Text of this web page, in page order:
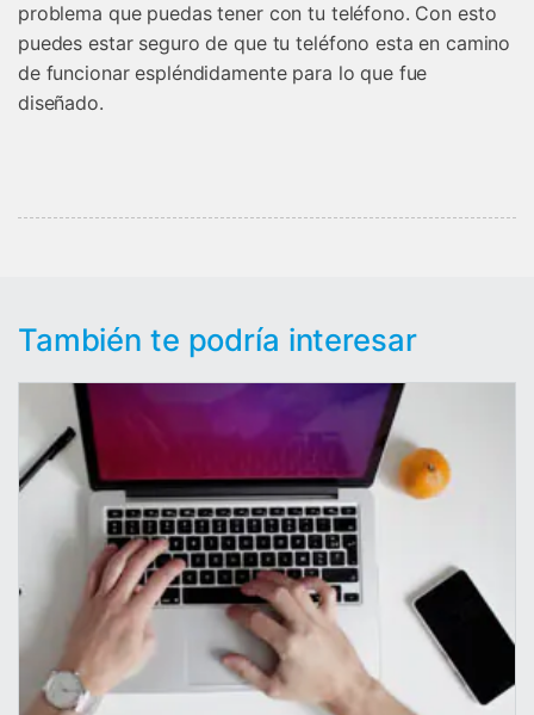
problema que puedas tener con tu teléfono. Con esto
puedes estar seguro de que tu teléfono esta en camino
de funcionar espléndidamente para lo que fue
diseñado.
También te podría interesar